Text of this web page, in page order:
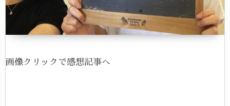
画像クリックで感想記事へ